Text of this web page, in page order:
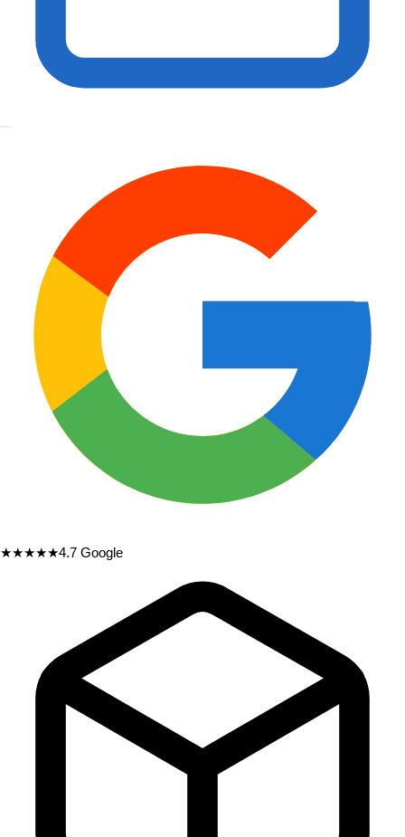
★★★★★4.7 Google